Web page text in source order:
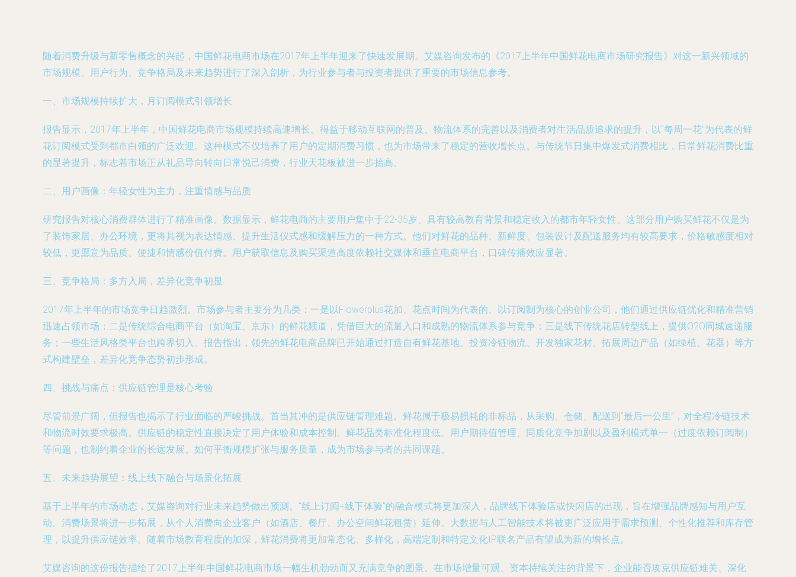
随着消费升级与新零售概念的兴起，中国鲜花电商市场在2017年上半年迎来了快速发展期。艾媒咨询发布的《2017上半年中国鲜花电商市场研究报告》对这一新兴领域的
市场规模、用户行为、竞争格局及未来趋势进行了深入剖析，为行业参与者与投资者提供了重要的市场信息参考。
一、市场规模持续扩大，月订阅模式引领增长
报告显示，2017年上半年，中国鲜花电商市场规模持续高速增长。得益于移动互联网的普及、物流体系的完善以及消费者对生活品质追求的提升，以“每周一花”为代表的鲜
花订阅模式受到都市白领的广泛欢迎。这种模式不仅培养了用户的定期消费习惯，也为市场带来了稳定的营收增长点。与传统节日集中爆发式消费相比，日常鲜花消费比重
的显著提升，标志着市场正从礼品导向转向日常悦己消费，行业天花板被进一步抬高。
二、用户画像：年轻女性为主力，注重情感与品质
研究报告对核心消费群体进行了精准画像。数据显示，鲜花电商的主要用户集中于22-35岁、具有较高教育背景和稳定收入的都市年轻女性。这部分用户购买鲜花不仅是为
了装饰家居、办公环境，更将其视为表达情感、提升生活仪式感和缓解压力的一种方式。他们对鲜花的品种、新鲜度、包装设计及配送服务均有较高要求，价格敏感度相对
较低，更愿意为品质、便捷和情感价值付费。用户获取信息及购买渠道高度依赖社交媒体和垂直电商平台，口碑传播效应显著。
三、竞争格局：多方入局，差异化竞争初显
2017年上半年的市场竞争日趋激烈。市场参与者主要分为几类：一是以Flowerplus花加、花点时间为代表的、以订阅制为核心的创业公司，他们通过供应链优化和精准营销
迅速占领市场；二是传统综合电商平台（如淘宝、京东）的鲜花频道，凭借巨大的流量入口和成熟的物流体系参与竞争；三是线下传统花店转型线上，提供O2O同城速递服
务；一些生活风格类平台也跨界切入。报告指出，领先的鲜花电商品牌已开始通过打造自有鲜花基地、投资冷链物流、开发独家花材、拓展周边产品（如绿植、花器）等方
式构建壁垒，差异化竞争态势初步形成。
四、挑战与痛点：供应链管理是核心考验
尽管前景广阔，但报告也揭示了行业面临的严峻挑战。首当其冲的是供应链管理难题。鲜花属于极易损耗的非标品，从采购、仓储、配送到“最后一公里”，对全程冷链技术
和物流时效要求极高。供应链的稳定性直接决定了用户体验和成本控制。鲜花品类标准化程度低、用户期待值管理、同质化竞争加剧以及盈利模式单一（过度依赖订阅制）
等问题，也制约着企业的长远发展。如何平衡规模扩张与服务质量，成为市场参与者的共同课题。
五、未来趋势展望：线上线下融合与场景化拓展
基于上半年的市场动态，艾媒咨询对行业未来趋势做出预测。“线上订阅+线下体验”的融合模式将更加深入，品牌线下体验店或快闪店的出现，旨在增强品牌感知与用户互
动。消费场景将进一步拓展，从个人消费向企业客户（如酒店、餐厅、办公空间鲜花租赁）延伸。大数据与人工智能技术将被更广泛应用于需求预测、个性化推荐和库存管
理，以提升供应链效率。随着市场教育程度的加深，鲜花消费将更加常态化、多样化，高端定制和特定文化IP联名产品有望成为新的增长点。
艾媒咨询的这份报告描绘了2017上半年中国鲜花电商市场一幅生机勃勃而又充满竞争的图景。在市场增量可观、资本持续关注的背景下，企业能否攻克供应链难关、深化